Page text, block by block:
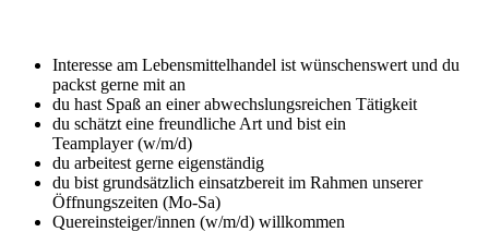
Interesse am Lebensmittelhandel ist wünschenswert und du
packst gerne mit an
du hast Spaß an einer abwechslungsreichen Tätigkeit
du schätzt eine freundliche Art und bist ein
Teamplayer (w/m/d)
du arbeitest gerne eigenständig
du bist grundsätzlich einsatzbereit im Rahmen unserer
Öffnungszeiten (Mo-Sa)
Quereinsteiger/innen (w/m/d) willkommen